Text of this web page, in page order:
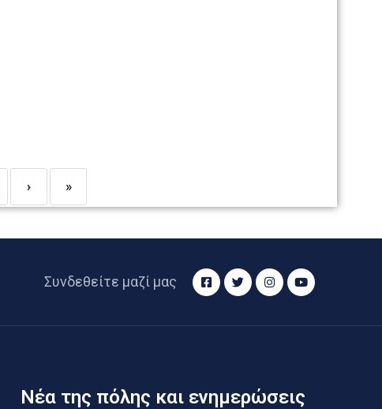
› »
Συνδεθείτε μαζί μας
Νέα της πόλης και ενημερώσεις